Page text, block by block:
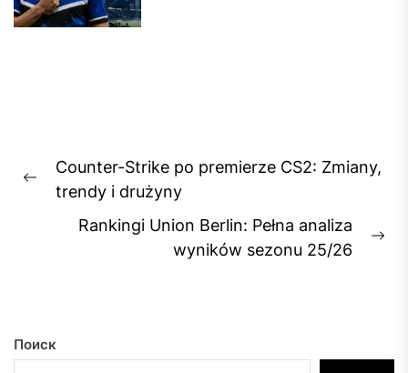
Навигация
по
записям
Previous
Counter-Strike po premierze CS2: Zmiany,
trendy i drużyny
Rankingi Union Berlin: Pełna analiza
wyników sezonu 25/26
Поиск